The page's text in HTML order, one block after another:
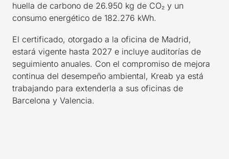
huella de carbono de 26.950 kg de CO₂ y un
consumo energético de 182.276 kWh.
El certificado, otorgado a la oficina de Madrid,
estará vigente hasta 2027 e incluye auditorías de
seguimiento anuales. Con el compromiso de mejora
continua del desempeño ambiental, Kreab ya está
trabajando para extenderla a sus oficinas de
Barcelona y Valencia.